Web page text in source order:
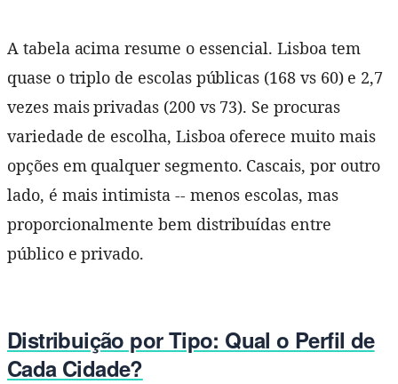
A tabela acima resume o essencial. Lisboa tem
quase o triplo de escolas públicas (168 vs 60) e 2,7
vezes mais privadas (200 vs 73). Se procuras
variedade de escolha, Lisboa oferece muito mais
opções em qualquer segmento. Cascais, por outro
lado, é mais intimista -- menos escolas, mas
proporcionalmente bem distribuídas entre
público e privado.
Distribuição por Tipo: Qual o Perfil de
Cada Cidade?